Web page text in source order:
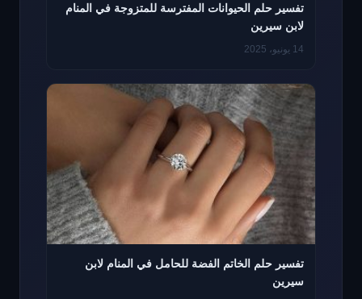
تفسير حلم الحيوانات المفترسة للمتزوجة في المنام
لابن سيرين
14 يونيو، 2025
تفسير حلم الخاتم الفضة للحامل في المنام لابن
سيرين